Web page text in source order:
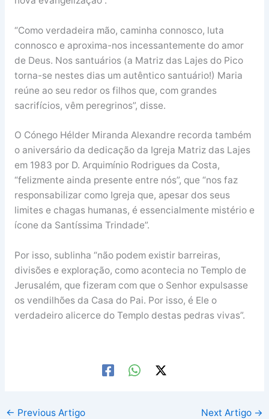
“Como verdadeira mão, caminha connosco, luta
connosco e aproxima-nos incessantemente do amor
de Deus. Nos santuários (a Matriz das Lajes do Pico
torna-se nestes dias um autêntico santuário!) Maria
reúne ao seu redor os filhos que, com grandes
sacrifícios, vêm peregrinos”, disse.
O Cónego Hélder Miranda Alexandre recorda também
o aniversário da dedicação da Igreja Matriz das Lajes
em 1983 por D. Arquimínio Rodrigues da Costa,
“felizmente ainda presente entre nós”, que “nos faz
responsabilizar como Igreja que, apesar dos seus
limites e chagas humanas, é essencialmente mistério e
ícone da Santíssima Trindade”.
Por isso, sublinha “não podem existir barreiras,
divisões e exploração, como acontecia no Templo de
Jerusalém, que fizeram com que o Senhor expulsasse
os vendilhões da Casa do Pai. Por isso, é Ele o
verdadeiro alicerce do Templo destas pedras vivas”.
← Previous Artigo Next Artigo →